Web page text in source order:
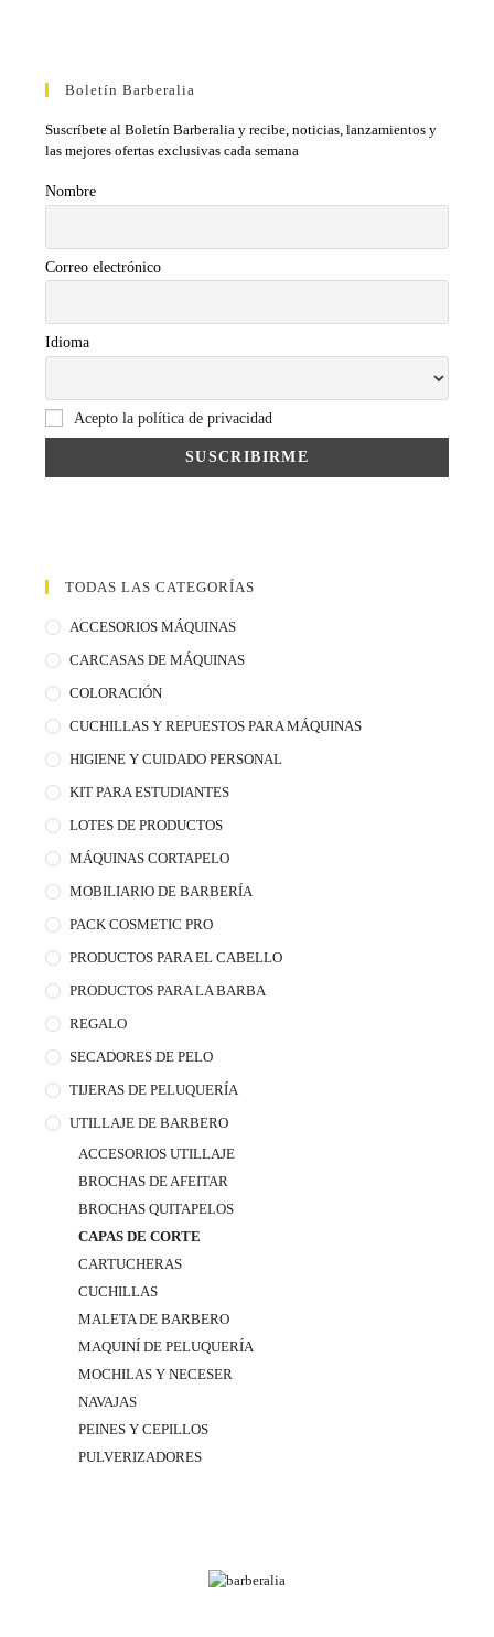
Boletín Barberalia
Suscríbete al Boletín Barberalia y recibe, noticias, lanzamientos y
las mejores ofertas exclusivas cada semana
Nombre
Correo electrónico
Idioma
Acepto la política de privacidad
TODAS LAS CATEGORÍAS
ACCESORIOS MÁQUINAS
CARCASAS DE MÁQUINAS
COLORACIÓN
CUCHILLAS Y REPUESTOS PARA MÁQUINAS
HIGIENE Y CUIDADO PERSONAL
KIT PARA ESTUDIANTES
LOTES DE PRODUCTOS
MÁQUINAS CORTAPELO
MOBILIARIO DE BARBERÍA
PACK COSMETIC PRO
PRODUCTOS PARA EL CABELLO
PRODUCTOS PARA LA BARBA
REGALO
SECADORES DE PELO
TIJERAS DE PELUQUERÍA
UTILLAJE DE BARBERO
ACCESORIOS UTILLAJE
BROCHAS DE AFEITAR
BROCHAS QUITAPELOS
CAPAS DE CORTE
CARTUCHERAS
CUCHILLAS
MALETA DE BARBERO
MAQUINÍ DE PELUQUERÍA
MOCHILAS Y NECESER
NAVAJAS
PEINES Y CEPILLOS
PULVERIZADORES